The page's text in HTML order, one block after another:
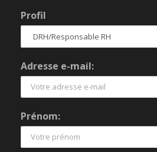
Profil
Adresse e-mail:
Prénom: